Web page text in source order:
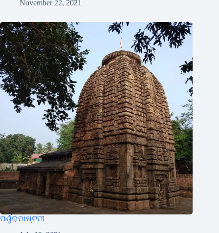
November 22, 2021
ପର୍ଶୁରାମାଷ୍ଟମୀ